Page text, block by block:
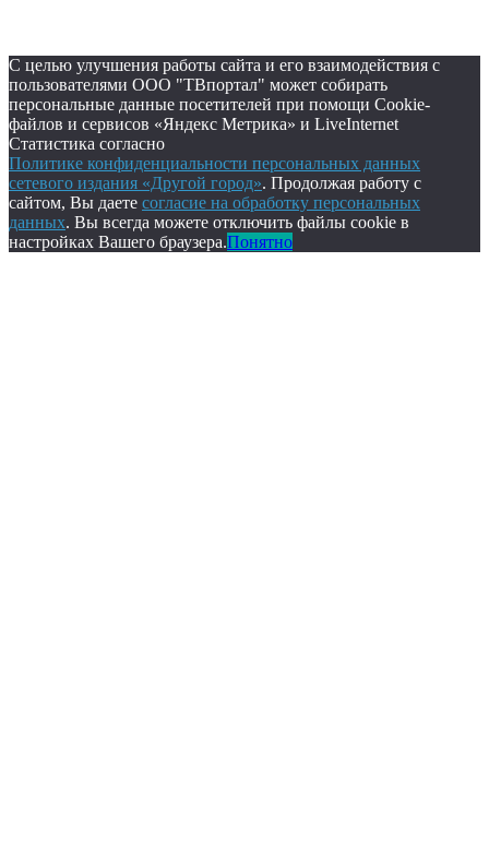
С целью улучшения работы сайта и его взаимодействия с
пользователями ООО "ТВпортал" может собирать
персональные данные посетителей при помощи Cookie-
файлов и сервисов «Яндекс Метрика» и LiveInternet
Статистика согласно
Политике конфиденциальности персональных данных
сетевого издания «Другой город». Продолжая работу с
сайтом, Вы даете согласие на обработку персональных
данных. Вы всегда можете отключить файлы cookie в
настройках Вашего браузера.Понятно